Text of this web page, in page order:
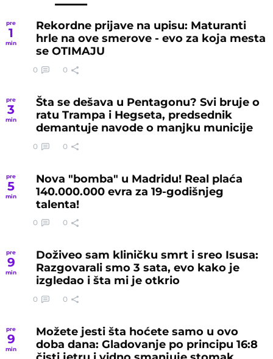
pre
1
min
Rekordne prijave na upisu: Maturanti
hrle na ove smerove - evo za koja mesta
se OTIMAJU
0 0
pre
3
min
Šta se dešava u Pentagonu? Svi bruje o
ratu Trampa i Hegseta, predsednik
demantuje navode o manjku municije
0 0
pre
5
min
Nova "bomba" u Madridu! Real plaća
140.000.000 evra za 19-godišnjeg
talenta!
0 0
pre
9
min
Doživeo sam kliničku smrt i sreo Isusa:
Razgovarali smo 3 sata, evo kako je
izgledao i šta mi je otkrio
0 0
pre
9
min
Možete jesti šta hoćete samo u ovo
doba dana: Gladovanje po principu 16:8